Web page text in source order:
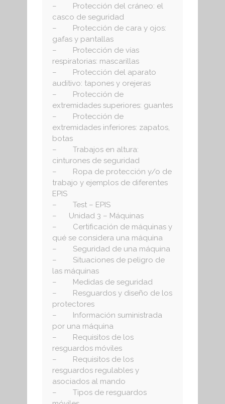
– Protección del cráneo: el
casco de seguridad
– Protección de cara y ojos:
gafas y pantallas
– Protección de vías
respiratorias: mascarillas
– Protección del aparato
auditivo: tapones y orejeras
– Protección de
extremidades superiores: guantes
– Protección de
extremidades inferiores: zapatos,
botas
– Trabajos en altura:
cinturones de seguridad
– Ropa de protección y/o de
trabajo y ejemplos de diferentes
EPIS
– Test – EPIS
– Unidad 3 – Máquinas
– Certificación de máquinas y
qué se considera una máquina
– Seguridad de una máquina
– Situaciones de peligro de
las máquinas
– Medidas de seguridad
– Resguardos y diseño de los
protectores
– Información suministrada
por una máquina
– Requisitos de los
resguardos móviles
– Requisitos de los
resguardos regulables y
asociados al mando
– Tipos de resguardos